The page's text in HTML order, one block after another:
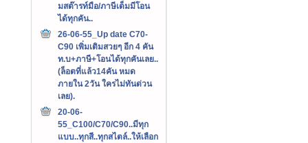
มสต๊ารท์มือ/ภาษีเต็มมีโอน
ได้ทุกคัน..
26-06-55_Up date C70-
C90 เพิ่มเติมสวยๆ อีก 4 คัน
ท.บ+ภาษี+โอนได้ทุกคันเลย..
(ล็อตที่แล้ว14คัน หมด
ภายใน 2วัน ใครไม่ทันด่วน
เลย).
20-06-
55_C100/C70/C90..มีทุก
แบบ..ทุกสี..ทุกสไตล์..ให้เลือก